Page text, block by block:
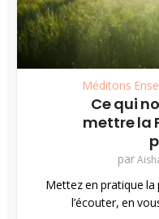
Méditons
Ce qui
mettre la
par
Mettez en pratique la
l’écouter, en